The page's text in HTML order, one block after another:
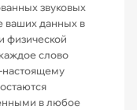
звуковых
ваших данных в
физической
слово
настоящему
в любое